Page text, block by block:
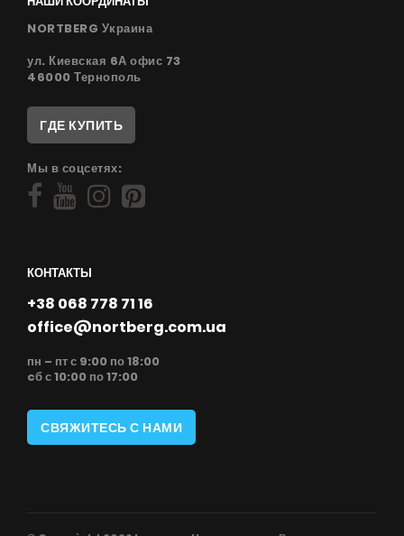
NORTBERG Украина
ул. Киевская 6А офис 73
46000 Тернополь
ГДЕ КУПИТЬ
Мы в соцсетях:
КОНТАКТЫ
+38 068 778 71 16
office@nortberg.com.ua
пн – пт с 9:00 по 18:00
cб с 10:00 по 17:00
СВЯЖИТЕСЬ С НАМИ